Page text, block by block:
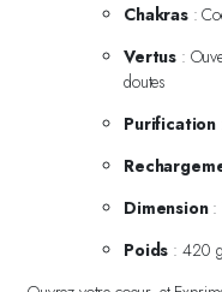
Chakras:
Vertus :
doutes
Purification
Dimension:
Poids : 420